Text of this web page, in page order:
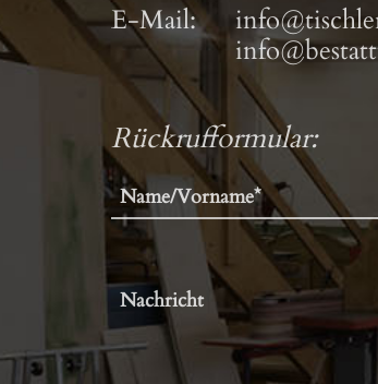
E-Mail:
Rückrufformular: